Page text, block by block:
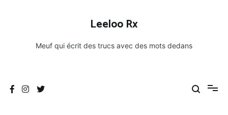
Leeloo Rx
Meuf qui écrit des trucs avec des mots dedans